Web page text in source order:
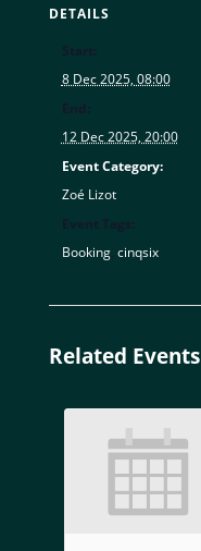
DETAILS
8 Dec 2025, 08:00
12 Dec 2025, 20:00
Event Category:
Zoé Lizot
Booking, cinqsix
Related Events